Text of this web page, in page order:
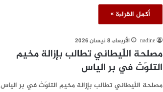
أكمل القراءة »
nadine الأربعاء، 8 نيسان 2026
مصلحة اللّيطاني تطالب بإزالة مخيم
التلوّث في بر الياس
مصلحة اللّيطاني تطالب بإزالة مخيم التلوّث في بر الياس